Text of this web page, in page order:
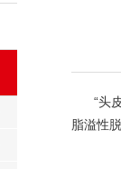
“头
脂溢性